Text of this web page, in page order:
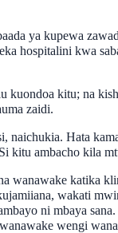
ya kupewa
hospitalini kwa
kuondoa kitu; na
zaidi.
Hata
kitu ambacho kila
wanawake katika
wakati
ni mbaya
wengi